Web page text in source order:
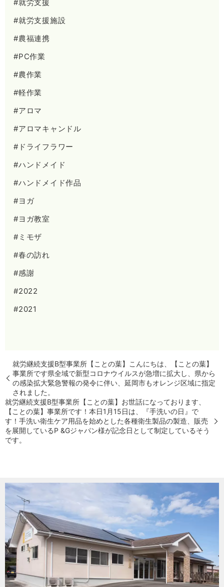
#就労支援
#就労支援施設
#農福連携
#PC作業
#農作業
#軽作業
#アロマ
#アロマキャンドル
#ドライフラワー
#ハンドメイド
#ハンドメイド作品
#ヨガ
#ヨガ教室
#ミモザ
#春の訪れ
#感謝
#2022
#2021
就労継続支援B型事業所【ことの葉】こんにちは、【ことの葉】
事業所です県全域で新型コロナウイルスが急増に拡大し、県から
の感染拡大緊急警報の発令に伴い、延岡市もオレンジ区域に指定
されました。
就労継続支援B型事業所【ことの葉】お世話になっております、
【ことの葉】事業所です！本日1月15日は、『手洗いの日』で
す！手洗い衛生ケア用品を始めとした各種衛生製品の製造、販売
を展開しているP &Gジャパン様が記念日として制定しているそう
です。